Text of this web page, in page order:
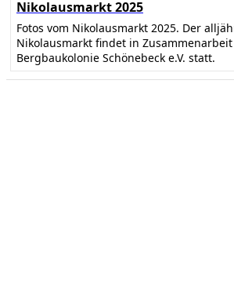
Nikolausmarkt 2025
Fotos vom Nikolausmarkt 2025. Der
Nikolausmarkt findet in
Bergbaukolonie Schönebeck e.V. statt.